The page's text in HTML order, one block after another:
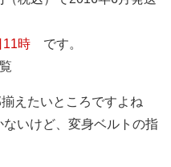
11時 です。
えたいところですよね
ないけど、変身ベルトの指